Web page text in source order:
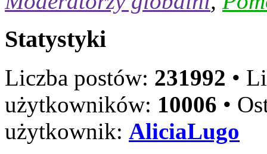
Statystyki
Liczba postów: 231992 •
użytkowników: 10006 •
użytkownik: AliciaLugo